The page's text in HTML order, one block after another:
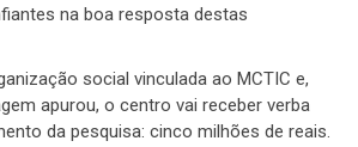
na boa resposta destas
social vinculada ao MCTIC e,
apurou, o centro vai receber verba
da pesquisa: cinco milhões de reais.